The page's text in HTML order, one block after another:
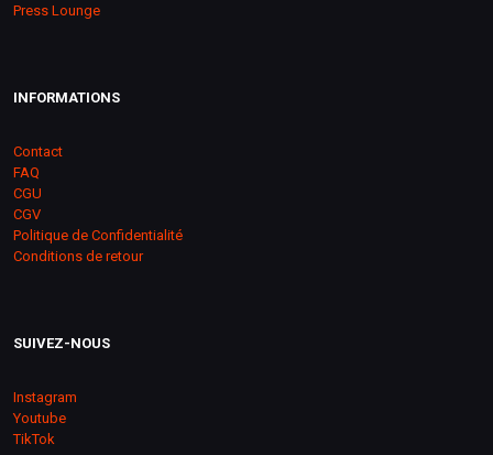
Press Lounge
INFORMATIONS
Contact
FAQ
CGU
CGV
Politique de Confidentialité
Conditions de retour
SUIVEZ-NOUS
Instagram
Youtube
TikTok